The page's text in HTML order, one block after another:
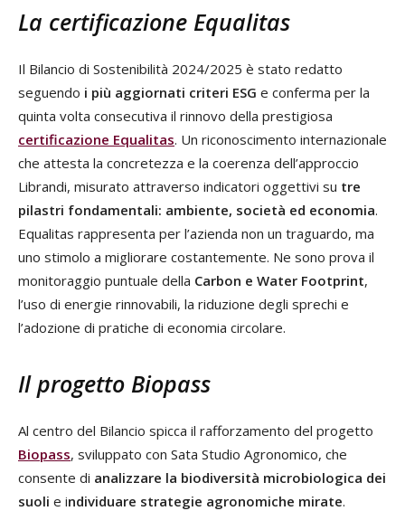
La certificazione Equalitas
Il Bilancio di Sostenibilità 2024/2025 è stato redatto
seguendo i più aggiornati criteri ESG e conferma per la
quinta volta consecutiva il rinnovo della prestigiosa
certificazione Equalitas. Un riconoscimento internazionale
che attesta la concretezza e la coerenza dell’approccio
Librandi, misurato attraverso indicatori oggettivi su tre
pilastri fondamentali: ambiente, società ed economia.
Equalitas rappresenta per l’azienda non un traguardo, ma
uno stimolo a migliorare costantemente. Ne sono prova il
monitoraggio puntuale della Carbon e Water Footprint,
l’uso di energie rinnovabili, la riduzione degli sprechi e
l’adozione di pratiche di economia circolare.
Il progetto Biopass
Al centro del Bilancio spicca il rafforzamento del progetto
Biopass, sviluppato con Sata Studio Agronomico, che
consente di analizzare la biodiversità microbiologica dei
suoli e individuare strategie agronomiche mirate.